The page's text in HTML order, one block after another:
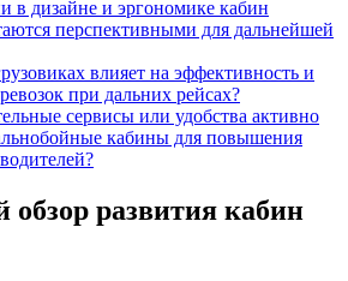
в дизайне и эргономике кабин
перспективными для дальнейшей
влияет на эффективность и
при дальних рейсах?
сервисы или удобства активно
кабины для повышения
обзор развития кабин